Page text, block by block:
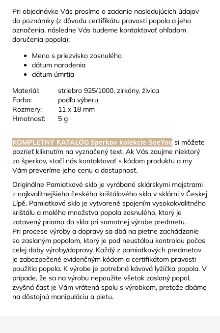
Pri objednávke Vás prosíme o zadanie nasledujúcich údajov
do poznámky (z dôvodu certifikátu pravosti popola a jeho
označenia, následne Vás budeme kontaktovať ohľadom
doručenia popola):
Meno s priezvisko zosnulého
dátum narodenia
dátum úmrtia
Materiál:
striebro 925/1000, zirkóny, živica
Farba:
podľa výberu
Rozmery:
11 x 18 mm
Hmotnosť:
5 g
KOMPLETNÝ KATALÓG šperkov kolekcie SeeYou si môžete
pozrieť kliknutím na vyznačený text. Ak Vás zaujme niektorý
zo šperkov, stačí nás kontaktovať s kódom produktu a my
Vám preveríme jeho cenu a dostupnosť.
Originálne Pamiatkové sklo je vyrábané sklárskymi majstrami
z najkvalitnejšieho českého krištáľového skla v sklárni v Českej
Lípě. Pamiatkové sklo je vytvorené spojením vysokokvalitného
krištáľu a malého množstva popola zosnulého, ktorý je
zatavený priamo do skla pri samotnej výrobe predmetu.
Pri procese výroby a dopravy sa dbá na pietne zachádzanie
so zaslaným popolom, ktorý je pod neustálou kontrolou počas
celej doby výroby/dopravy. Každý z pamiatkových predmetov
je zabezpečené evidenčným kódom a certifikátom pravosti
použitia popola. K výrobe je potrebná kávová lyžička popola. V
prípade, že sa na výrobu nepoužite všetok zaslaný popol,
zvyšná časť je Vám vrátená spolu s výrobkom, pretože dbáme
na dôstojnú manipuláciu a pietu.